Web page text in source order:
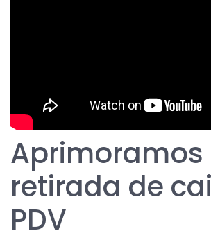
Aprimoramos
retirada de
PDV